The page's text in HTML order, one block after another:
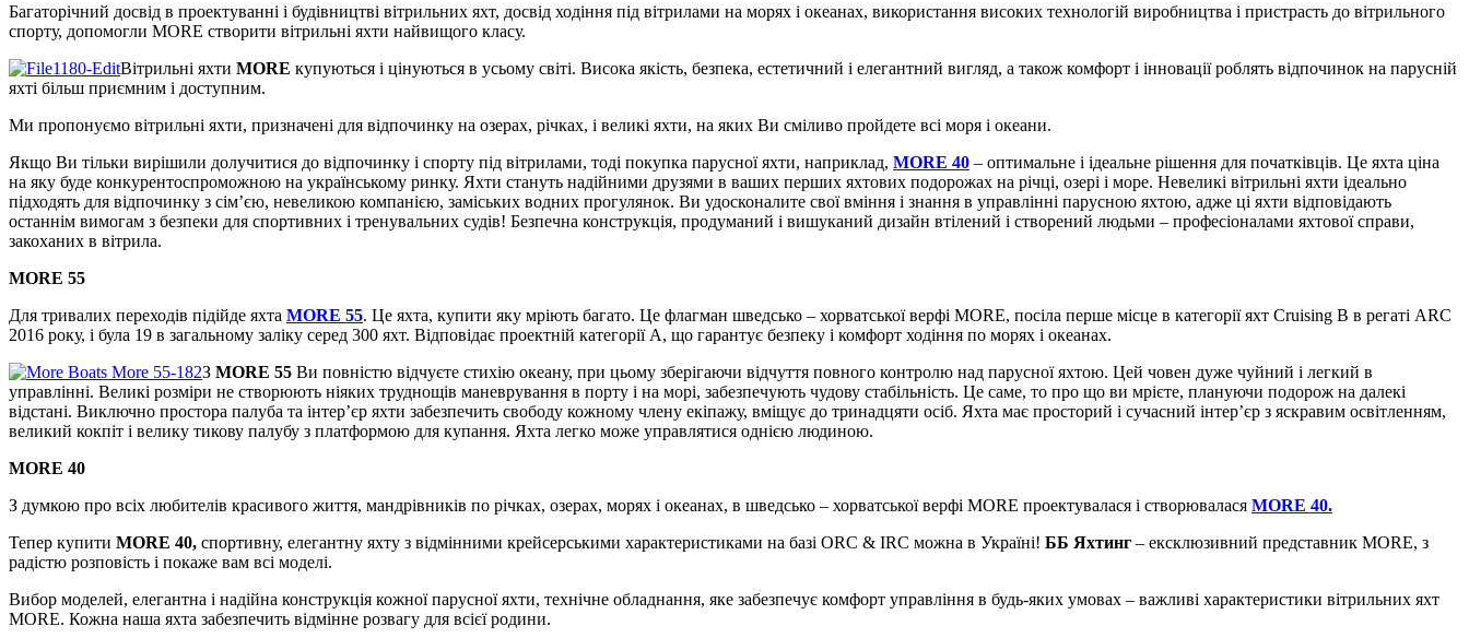
Багаторічний досвід в проектуванні і будівництві вітрильних яхт, досвід ходіння під вітрилами на морях і океанах, використання високих технологій виробництва і пристрасть до вітрильного
спорту, допомогли MORE створити вітрильні яхти найвищого класу.
Вітрильні яхти MORE купуються і цінуються в усьому світі. Висока якість, безпека, естетичний і елегантний вигляд, а також комфорт і інновації роблять відпочинок на парусній
яхті більш приємним і доступним.
Ми пропонуємо вітрильні яхти, призначені для відпочинку на озерах, річках, і великі яхти, на яких Ви сміливо пройдете всі моря і океани.
Якщо Ви тільки вирішили долучитися до відпочинку і спорту під вітрилами, тоді покупка парусної яхти, наприклад, MORE 40 – оптимальне і ідеальне рішення для початківців. Це яхта ціна
на яку буде конкурентоспроможною на українському ринку. Яхти стануть надійними друзями в ваших перших яхтових подорожах на річці, озері і море. Невеликі вітрильні яхти ідеально
підходять для відпочинку з сім’єю, невеликою компанією, заміських водних прогулянок. Ви удосконалите свої вміння і знання в управлінні парусною яхтою, адже ці яхти відповідають
останнім вимогам з безпеки для спортивних і тренувальних судів! Безпечна конструкція, продуманий і вишуканий дизайн втілений і створений людьми – професіоналами яхтової справи,
закоханих в вітрила.
MORE 55
Для тривалих переходів підійде яхта MORE 55. Це яхта, купити яку мріють багато. Це флагман шведсько – хорватської верфі MORE, посіла перше місце в категорії яхт Cruising B в регаті ARC
2016 року, і була 19 в загальному заліку серед 300 яхт. Відповідає проектній категорії А, що гарантує безпеку і комфорт ходіння по морях і океанах.
З MORE 55 Ви повністю відчуєте стихію океану, при цьому зберігаючи відчуття повного контролю над парусної яхтою. Цей човен дуже чуйний і легкий в
управлінні. Великі розміри не створюють ніяких труднощів маневрування в порту і на морі, забезпечують чудову стабільність. Це саме, то про що ви мрієте, плануючи подорож на далекі
відстані. Виключно простора палуба та інтер’єр яхти забезпечить свободу кожному члену екіпажу, вміщує до тринадцяти осіб. Яхта має просторий і сучасний інтер’єр з яскравим освітленням,
великий кокпіт і велику тикову палубу з платформою для купання. Яхта легко може управлятися однією людиною.
MORE 40
З думкою про всіх любителів красивого життя, мандрівників по річках, озерах, морях і океанах, в шведсько – хорватської верфі MORE проектувалася і створювалася MORE 40.
Тепер купити MORE 40, спортивну, елегантну яхту з відмінними крейсерськими характеристиками на базі ORC & IRC можна в Україні! ББ Яхтинг – ексклюзивний представник MORE, з
радістю розповість і покаже вам всі моделі.
Bибор моделей, елегантна і надійна конструкція кожної парусної яхти, технічне обладнання, яке забезпечує комфорт управління в будь-яких умовах – важливі характеристики вітрильних яхт
MORE. Кожна наша яхта забезпечить відмінне розвагу для всієї родини.